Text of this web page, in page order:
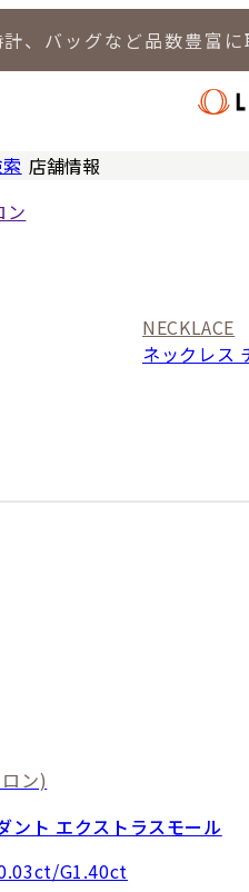
、バッグなど品数豊富に
店舗情報
ン
NECKLACE
ネックレス
ン)
ント エクストラスモール
G1.40ct